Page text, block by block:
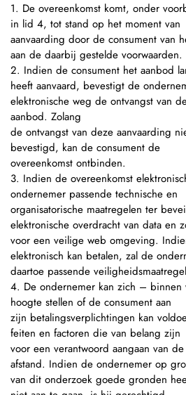
1. De overeenkomst komt, onder
in lid 4, tot stand op het moment van
aanvaarding door de consument van
aan de daarbij gestelde voorwaarden.
2. Indien de consument het aanbod
heeft aanvaard, bevestigt de
elektronische weg de ontvangst van
aanbod. Zolang
de ontvangst van deze aanvaarding
bevestigd, kan de consument de
overeenkomst ontbinden.
3. Indien de overeenkomst
ondernemer passende technische en
organisatorische maatregelen ter
elektronische overdracht van data en
voor een veilige web omgeving.
elektronisch kan betalen, zal de
daartoe passende
4. De ondernemer kan zich –
hoogte stellen of de consument aan
zijn betalingsverplichtingen kan
feiten en factoren die van belang zijn
voor een verantwoord aangaan van
afstand. Indien de ondernemer op
van dit onderzoek goede gronden